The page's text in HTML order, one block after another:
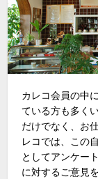
カレコ会員の中
ている方も多く
だけでなく、お
レコでは、この
としてアンケー
に対するご意見